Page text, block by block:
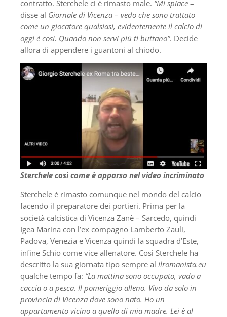
contratto. Sterchele ci è rimasto male. “Mi spiace –
disse al Giornale di Vicenza – vedo che sono trattato
come un giocatore qualsiasi, evidentemente il calcio di
oggi è così. Quando non servi più ti buttano”. Decide
allora di appendere i guantoni al chiodo.
Sterchele così come è apparso nel video incriminato
Sterchele è rimasto comunque nel mondo del calcio
facendo il preparatore dei portieri. Prima per la
società calcistica di Vicenza Zanè – Sarcedo, quindi
Igea Marina con l’ex compagno Lamberto Zauli,
Padova, Venezia e Vicenza quindi la squadra d’Este,
infine Schio come vice allenatore. Così Sterchele ha
descritto la sua giornata tipo sempre al ilromanista.eu
qualche tempo fa: “La mattina sono occupato, vado a
caccia o a pesca. Il pomeriggio alleno. Vivo da solo in
provincia di Vicenza dove sono nato. Ho un
appartamento vicino a quello di mia madre. Lei è al